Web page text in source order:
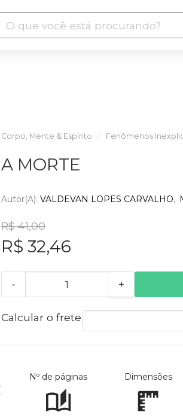
Corpo, Mente & Espírito Fenômenos
A MORTE
Autor(a): VALDEVAN LOPES CARVALHO
R$ 41,00
R$ 32,46
- +
Calcular o frete
Nº de páginas Dimensões